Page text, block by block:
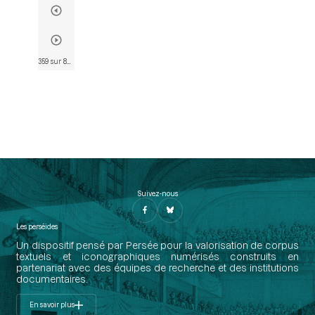
Suivez-nous
Les perséides
Un dispositif pensé par Persée pour la valorisation de corpus
textuels et iconographiques numérisés construits en
partenariat avec des équipes de recherche et des institutions
documentaires.
En savoir plus